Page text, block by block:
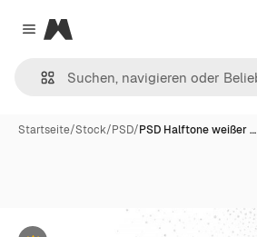
Close menu
Magnific
Startseite/Stock/PSD/PSD Halftone weißer …